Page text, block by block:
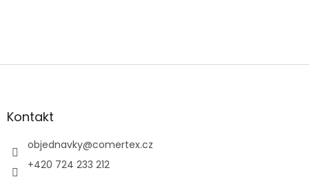
Z
aKontakt
objednavky@comertex.cz
+420 724 233 212